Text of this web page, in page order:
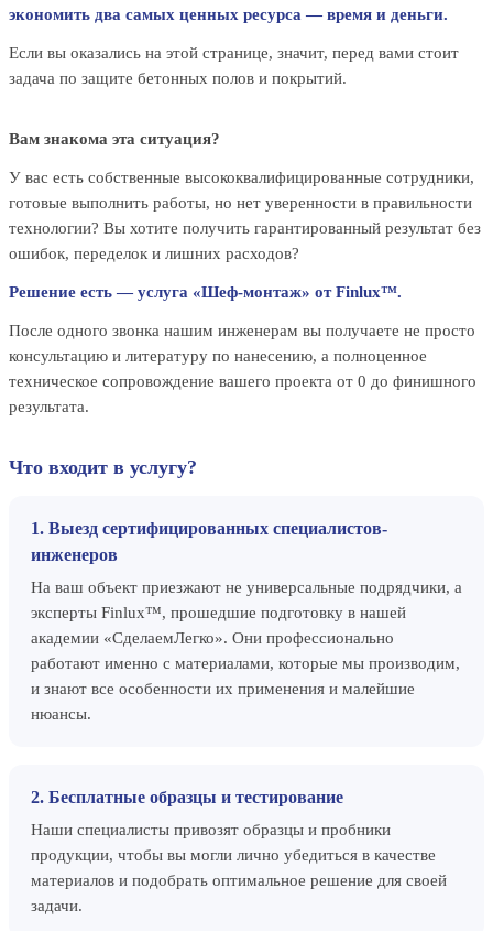
экономить два самых ценных ресурса — время и деньги.
Если вы оказались на этой странице, значит, перед вами стоит
задача по защите бетонных полов и покрытий.
Вам знакома эта ситуация?
У вас есть собственные высококвалифицированные сотрудники,
готовые выполнить работы, но нет уверенности в правильности
технологии? Вы хотите получить гарантированный результат без
ошибок, переделок и лишних расходов?
Решение есть — услуга «Шеф-монтаж» от Finlux™.
После одного звонка нашим инженерам вы получаете не просто
консультацию и литературу по нанесению, а полноценное
техническое сопровождение вашего проекта от 0 до финишного
результата.
Что входит в услугу?
1. Выезд сертифицированных специалистов-
инженеров
На ваш объект приезжают не универсальные подрядчики, а
эксперты Finlux™, прошедшие подготовку в нашей
академии «СделаемЛегко». Они профессионально
работают именно с материалами, которые мы производим,
и знают все особенности их применения и малейшие
нюансы.
2. Бесплатные образцы и тестирование
Наши специалисты привозят образцы и пробники
продукции, чтобы вы могли лично убедиться в качестве
материалов и подобрать оптимальное решение для своей
задачи.